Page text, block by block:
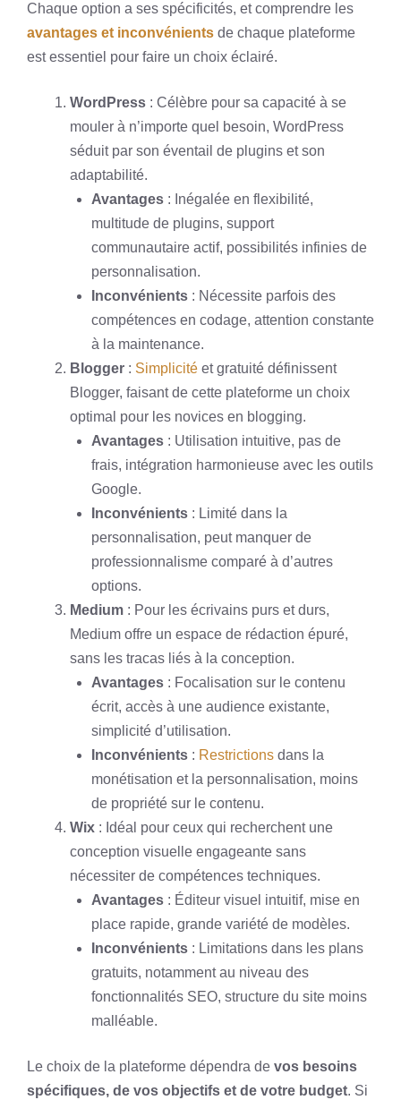
Chaque option a ses spécificités, et comprendre les
avantages et inconvénients de chaque plateforme
est essentiel pour faire un choix éclairé.
WordPress : Célèbre pour sa capacité à se
mouler à n’importe quel besoin, WordPress
séduit par son éventail de plugins et son
adaptabilité.
Avantages : Inégalée en flexibilité,
multitude de plugins, support
communautaire actif, possibilités infinies de
personnalisation.
Inconvénients : Nécessite parfois des
compétences en codage, attention constante
à la maintenance.
Blogger : Simplicité et gratuité définissent
Blogger, faisant de cette plateforme un choix
optimal pour les novices en blogging.
Avantages : Utilisation intuitive, pas de
frais, intégration harmonieuse avec les outils
Google.
Inconvénients : Limité dans la
personnalisation, peut manquer de
professionnalisme comparé à d’autres
options.
Medium : Pour les écrivains purs et durs,
Medium offre un espace de rédaction épuré,
sans les tracas liés à la conception.
Avantages : Focalisation sur le contenu
écrit, accès à une audience existante,
simplicité d’utilisation.
Inconvénients : Restrictions dans la
monétisation et la personnalisation, moins
de propriété sur le contenu.
Wix : Idéal pour ceux qui recherchent une
conception visuelle engageante sans
nécessiter de compétences techniques.
Avantages : Éditeur visuel intuitif, mise en
place rapide, grande variété de modèles.
Inconvénients : Limitations dans les plans
gratuits, notamment au niveau des
fonctionnalités SEO, structure du site moins
malléable.
Le choix de la plateforme dépendra de vos besoins
spécifiques, de vos objectifs et de votre budget. Si